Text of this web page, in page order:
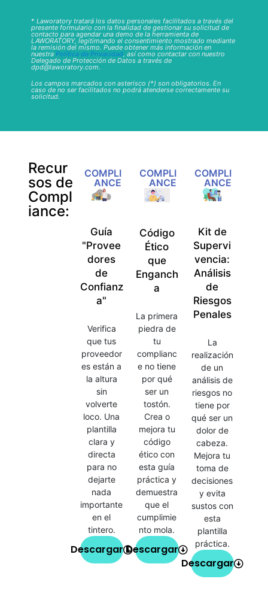
* Laworatory tratará los datos personales facilitados a través del
presente formulario con la finalidad de gestionar su solicitud de
contacto para agendar una demo de la herramienta de
LAWORATORY, legitimando el consentimiento mostrado mediante
la remisión del mismo. Puede obtener más información en
nuestra Política de Privacidad, así como contactar con nuestro
Delegado de Protección de Datos a través de
dpd@laworatory.com.
Los campos marcados con asterisco (*) son obligatorios. En
caso de no ser facilitados no podrá atenderse correctamente su
solicitud.
Recur
sos de
Compl
iance:
COMPLI
ANCE
Guía
"Provee
dores
de
Confianz
a"
Verifica
que tus
proveedor
es están a
la altura
sin
volverte
loco. Una
plantilla
clara y
directa
para no
dejarte
nada
importante
en el
tintero.
Descargar
COMPLI
ANCE
Código
Ético
que
Enganch
a
La primera
piedra de
tu
complianc
e no tiene
por qué
ser un
tostón.
Crea o
mejora tu
código
ético con
esta guía
práctica y
demuestra
que el
cumplimie
nto mola.
Descargar
COMPLI
ANCE
Kit de
Supervi
vencia:
Análisis
de
Riesgos
Penales
La
realización
de un
análisis de
riesgos no
tiene por
qué ser un
dolor de
cabeza.
Mejora tu
toma de
decisiones
y evita
sustos con
esta
plantilla
práctica.
Descargar